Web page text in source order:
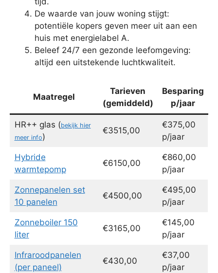
De waarde van jouw woning stijgt:
potentiële kopers geven meer uit aan een
huis met energielabel A.
Beleef 24/7 een gezonde leefomgeving:
altijd een uitstekende luchtkwaliteit.
Maatregel
Tarieven
(gemiddeld)
Besparing
p/jaar
HR++ glas (bekijk hier
meer info)
€3515,00
€375,00
p/jaar
Hybride
warmtepomp
€6150,00
€860,00
p/jaar
Zonnepanelen set
10 panelen
€4500,00
€495,00
p/jaar
Zonneboiler 150
liter
€3165,00
€145,00
p/jaar
Infraroodpanelen
(per paneel)
€430,00
€37,00
p/jaar